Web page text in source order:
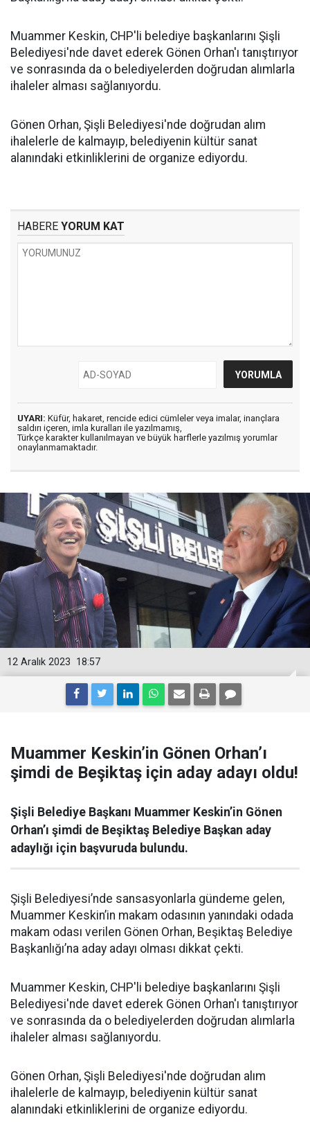
Muammer Keskin, CHP'li belediye başkanlarını Şişli
Belediyesi'nde davet ederek Gönen Orhan'ı tanıştırıyor
ve sonrasında da o belediyelerden doğrudan alımlarla
ihaleler alması sağlanıyordu.
Gönen Orhan, Şişli Belediyesi'nde doğrudan alım
ihalelerle de kalmayıp, belediyenin kültür sanat
alanındaki etkinliklerini de organize ediyordu.
HABERE YORUM KAT
UYARI: Küfür, hakaret, rencide edici cümleler veya imalar, inançlara
saldırı içeren, imla kuralları ile yazılmamış,
Türkçe karakter kullanılmayan ve büyük harflerle yazılmış yorumlar
onaylanmamaktadır.
18:57
12 Aralık 2023
Muammer Keskin’in Gönen Orhan’ı
şimdi de Beşiktaş için aday adayı oldu!
Şişli Belediye Başkanı Muammer Keskin’in Gönen
Orhan’ı şimdi de Beşiktaş Belediye Başkan aday
adaylığı için başvuruda bulundu.
Şişli Belediyesi’nde sansasyonlarla gündeme gelen,
Muammer Keskin’in makam odasının yanındaki odada
makam odası verilen Gönen Orhan, Beşiktaş Belediye
Başkanlığı’na aday adayı olması dikkat çekti.
Muammer Keskin, CHP'li belediye başkanlarını Şişli
Belediyesi'nde davet ederek Gönen Orhan'ı tanıştırıyor
ve sonrasında da o belediyelerden doğrudan alımlarla
ihaleler alması sağlanıyordu.
Gönen Orhan, Şişli Belediyesi'nde doğrudan alım
ihalelerle de kalmayıp, belediyenin kültür sanat
alanındaki etkinliklerini de organize ediyordu.